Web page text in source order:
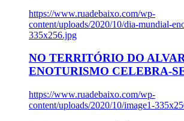
https://www.ruadebaixo.com/wp-
content/uploads/2020/10/dia-mundial-
335x256.jpg
NO TERRITÓRIO DO
ENOTURISMO CELEBRA-
https://www.ruadebaixo.com/wp-
content/uploads/2020/10/image1-